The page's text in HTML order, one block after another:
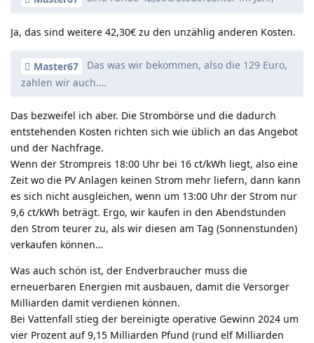
Ja, das sind weitere 42,30€ zu den unzählig anderen Kosten.
Master67
Das was wir bekommen, also die 129 Euro,
zahlen wir auch….
Das bezweifel ich aber. Die Strombörse und die dadurch
entstehenden Kosten richten sich wie üblich an das Angebot
und der Nachfrage.
Wenn der Strompreis 18:00 Uhr bei 16 ct/kWh liegt, also eine
Zeit wo die PV Anlagen keinen Strom mehr liefern, dann kann
es sich nicht ausgleichen, wenn um 13:00 Uhr der Strom nur
9,6 ct/kWh beträgt. Ergo, wir kaufen in den Abendstunden
den Strom teurer zu, als wir diesen am Tag (Sonnenstunden)
verkaufen können…
Was auch schön ist, der Endverbraucher muss die
erneuerbaren Energien mit ausbauen, damit die Versorger
Milliarden damit verdienen können.
Bei Vattenfall stieg der bereinigte operative Gewinn 2024 um
vier Prozent auf 9,15 Milliarden Pfund (rund elf Milliarden